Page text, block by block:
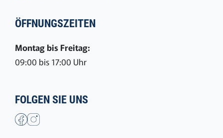
ÖFFNUNGSZEITEN
Montag bis Freitag:
09:00 bis 17:00 Uhr
FOLGEN SIE UNS